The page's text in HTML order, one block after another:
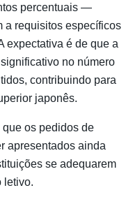
percentuais —
a requisitos específicos
expectativa é de que a
no número
contribuindo para
japonês.
os pedidos de
apresentados ainda
se adequarem
letivo.